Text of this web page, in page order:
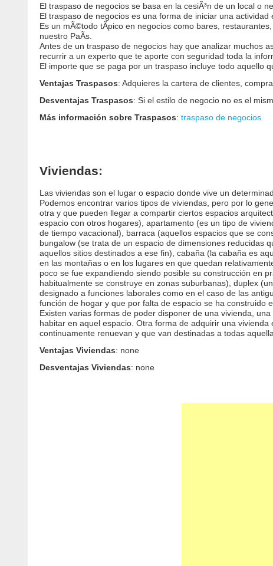
El traspaso de negocios se basa en la cesiÃ³n de un local o
El traspaso de negocios es una forma de iniciar una
Es un mÃ©todo tÃ­pico en negocios como bares,
nuestro PaÃ­s.
Antes de un traspaso de negocios hay que analizar muchos
recurrir a un experto que te aporte con seguridad toda la
El importe que se paga por un traspaso incluye todo aquello
Ventajas Traspasos: Adquieres la cartera de clientes,
Desventajas Traspasos: Si el estilo de negocio no es el
Más información sobre Traspasos: traspaso de negocios
Viviendas:
Las viviendas son el lugar o espacio donde vive un
Podemos encontrar varios tipos de viviendas, pero por lo
otra y que pueden llegar a compartir ciertos espacios
espacio con otros hogares), apartamento (es un tipo de
de tiempo vacacional), barraca (aquellos espacios que se
bungalow (se trata de un espacio de dimensiones reducidas
aquellos sitios destinados a ese fin), cabaña (la cabaña es
en las montañas o en los lugares en que quedan
poco se fue expandiendo siendo posible su construcción en
habitualmente se construye en zonas suburbanas), duplex
designado a funciones laborales como en el caso de las
función de hogar y que por falta de espacio se ha construido
Existen varias formas de poder disponer de una vivienda,
habitar en aquel espacio. Otra forma de adquirir una
continuamente renuevan y que van destinadas a todas
Ventajas Viviendas: none
Desventajas Viviendas: none